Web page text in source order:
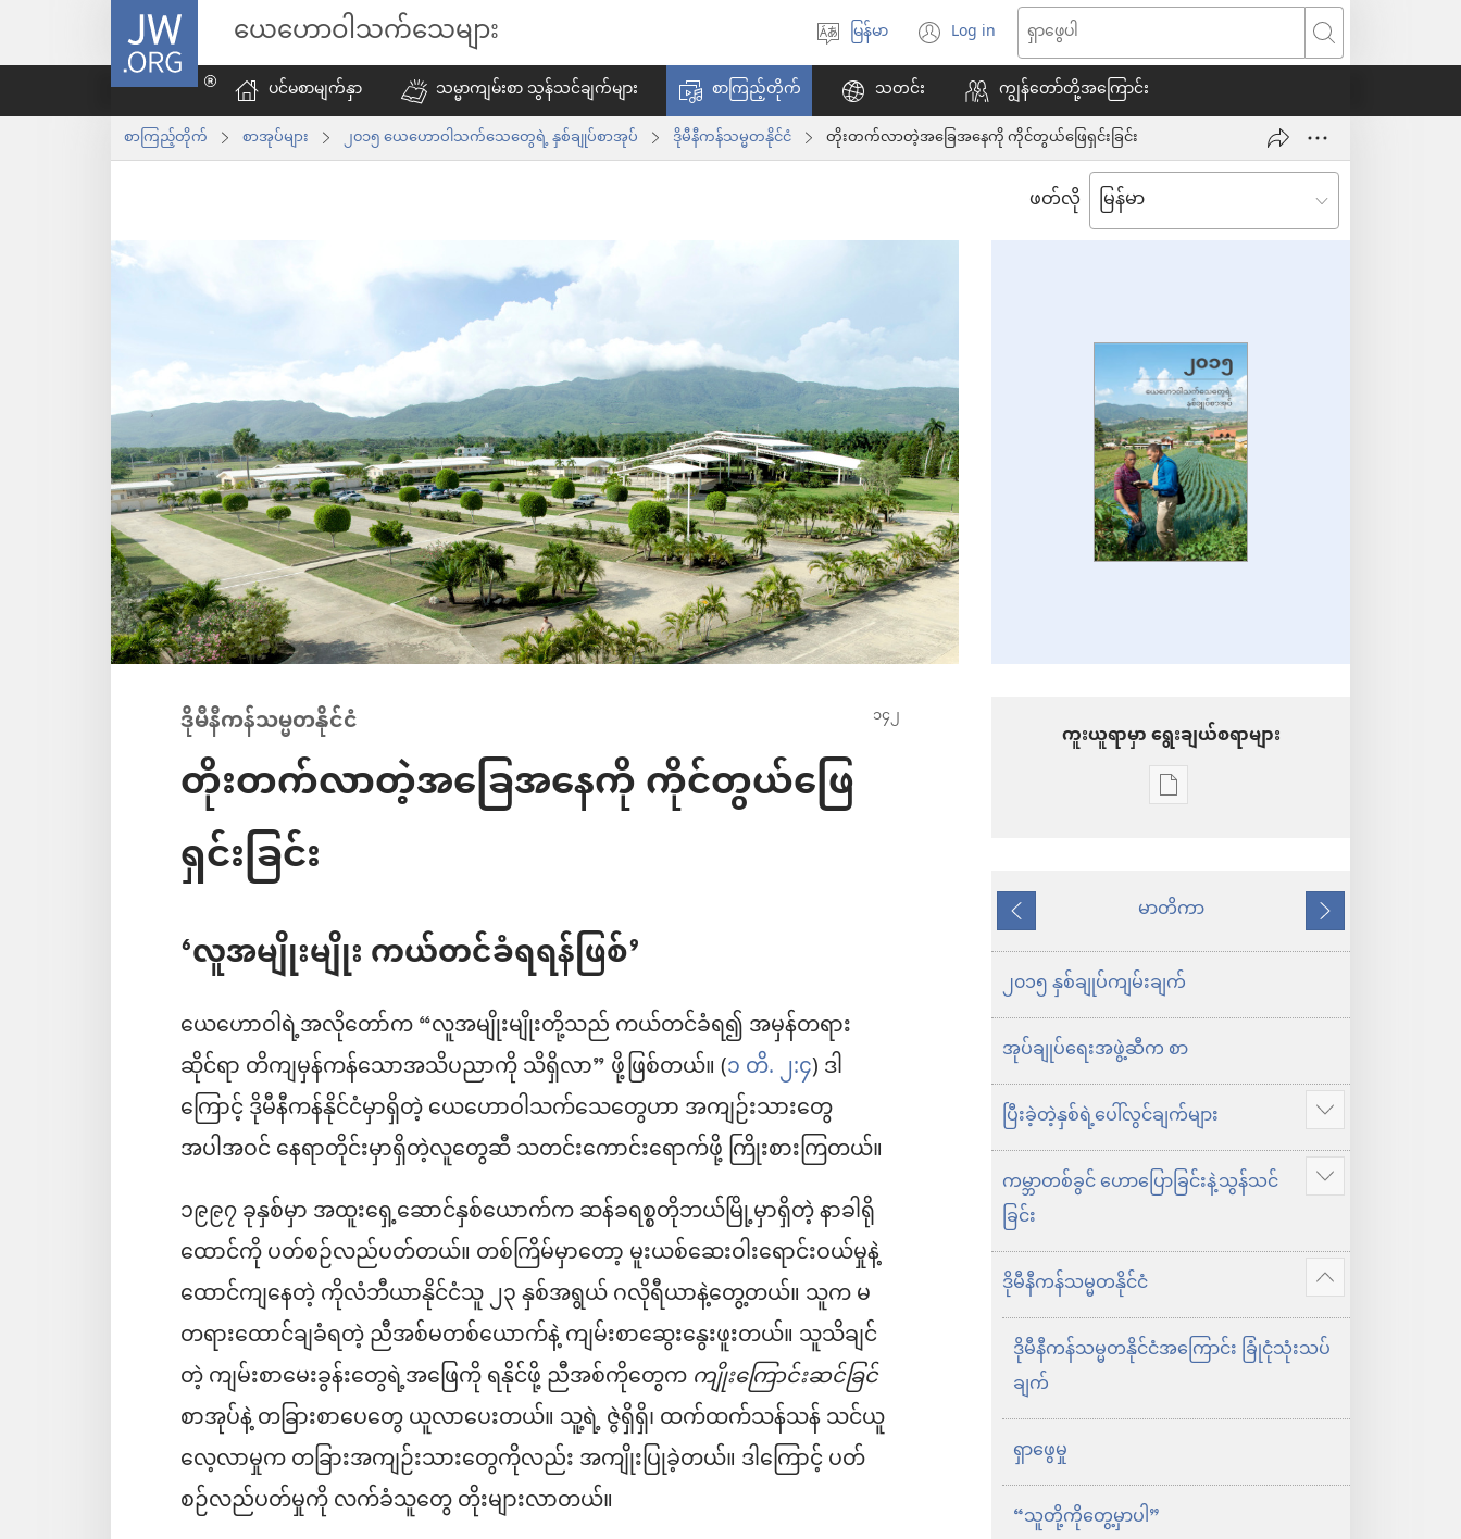
JW.ORG ယေဟောဝါသက်သေများ
ဘာသာစကား
ရွေးချယ်
ပါ
မြန်မာ Log in
(window
အသစ်
ဖွ
င့်
နေ
ရှာဖွေ
ပါ
ပင်မစာမျက်နှာ သမ္မာကျမ်းစာ သွန်သင်ချက်များ စာကြည့်တိုက် သတင်း ကျွန်တော်တို့အကြောင်း
စာကြည့်တိုက် စာအုပ်များ ၂၀၁၅ ယေဟောဝါသက်သေတွေရဲ့ နှစ်ချုပ်စာအုပ် ဒိုမီနီကန်သမ္မတနိုင်ငံ တိုးတက်လာတဲ့အခြေအနေကို ကိုင်တွယ်ဖြေရှင်းခြင်း
ဖတ်လို
ဒိုမီနီကန်သမ္မတနိုင်ငံ
တိုးတက်လာတဲ့အခြေအနေကို ကိုင်တွယ်ဖြေ
ရှင်းခြင်း
‘လူအမျိုးမျိုး ကယ်တင်ခံရရန်ဖြစ်’
ယေဟောဝါရဲ့အလိုတော်က “လူအမျိုးမျိုးတို့သည် ကယ်တင်ခံရ၍ အမှန်တရား
ဆိုင်ရာ တိကျမှန်ကန်သောအသိပညာကို သိရှိလာ” ဖို့ဖြစ်တယ်။ (၁ တိ. ၂:၄) ဒါ
ကြောင့် ဒိုမီနီကန်နိုင်ငံမှာရှိတဲ့ ယေဟောဝါသက်သေတွေဟာ အကျဉ်းသားတွေ
အပါအဝင် နေရာတိုင်းမှာရှိတဲ့လူတွေဆီ သတင်းကောင်းရောက်ဖို့ ကြိုးစားကြတယ်။
၁၉၉၇ ခုနှစ်မှာ အထူးရှေ့ဆောင်နှစ်ယောက်က ဆန်ခရစ္စတိုဘယ်မြို့မှာရှိတဲ့ နာခါရို
ထောင်ကို ပတ်စဉ်လည်ပတ်တယ်။ တစ်ကြိမ်မှာတော့ မူးယစ်ဆေးဝါးရောင်းဝယ်မှုနဲ့
ထောင်ကျနေတဲ့ ကိုလံဘီယာနိုင်ငံသူ ၂၃ နှစ်အရွယ် ဂလိုရီယာနဲ့တွေ့တယ်။ သူက မ
တရားထောင်ချခံရတဲ့ ညီအစ်မတစ်ယောက်နဲ့ ကျမ်းစာဆွေးနွေးဖူးတယ်။ သူသိချင်
တဲ့ ကျမ်းစာမေးခွန်းတွေရဲ့အဖြေကို ရနိုင်ဖို့ ညီအစ်ကိုတွေကကျိုးကြောင်းဆင်ခြင်
စာအုပ်နဲ့ တခြားစာပေတွေ ယူလာပေးတယ်။ သူ့ရဲ့ ဇွဲရှိရှိ၊ ထက်ထက်သန်သန် သင်ယူ
လေ့လာမှုက တခြားအကျဉ်းသားတွေကိုလည်း အကျိုးပြုခဲ့တယ်။ ဒါကြောင့် ပတ်
စဉ်လည်ပတ်မှုကို လက်ခံသူတွေ တိုးများလာတယ်။
ကူးယူရာမှာ ရွေးချယ်စရာများ
စာပေ
ရာ
ရွေးချယ်
စရာ
များ
၂၀၁၅
ယေ
ဟော
ဝါ
တွေ
နှစ်ချုပ်
စာအုပ်
နောက်သို့ မာတိကာ
ရှေ့
သို့
၂၀၁၅ နှစ်ချုပ်ကျမ်းချက်
အုပ်ချုပ်ရေးအဖွဲ့ဆီက စာ
ပြီးခဲ့တဲ့နှစ်ရဲ့ပေါ်လွင်ချက်များ
ပို
ပြ
ပါ
ကမ္ဘာတစ်ခွင် ဟောပြောခြင်းနဲ့သွန်သင်
ခြင်း
ပို
ပါ
ဒိုမီနီကန်သမ္မတနိုင်ငံ
ပို
ပြ
ပါ
ဒိုမီနီကန်သမ္မတနိုင်ငံအကြောင်း ခြုံငုံသုံးသပ်
ချက်
ရှာဖွေမှု
“သူတို့ကိုတွေ့မှာပါ”